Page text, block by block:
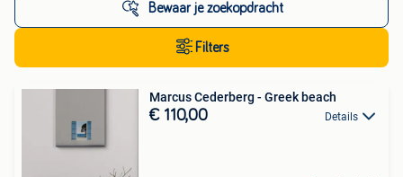
Bewaar je zoekopdracht
Filters
Marcus Cederberg - Greek beach
€ 110,00 Details